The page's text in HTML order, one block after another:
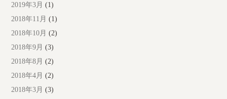
2019年3月 (1)
2018年11月 (1)
2018年10月 (2)
2018年9月 (3)
2018年8月 (2)
2018年4月 (2)
2018年3月 (3)